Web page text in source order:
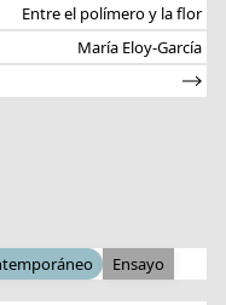
Entre el polímero y la flor
María Eloy-García
Ensayo